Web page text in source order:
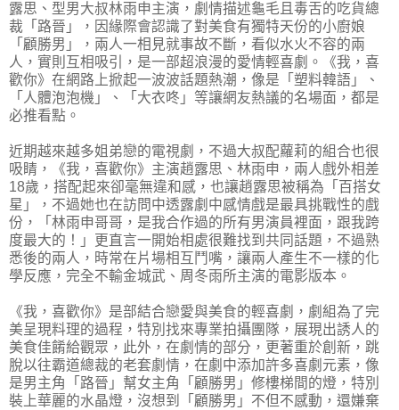
露思、型男大叔林雨申主演，劇情描述龜毛且毒舌的吃貨總
裁「路晉」，因緣際會認識了對美食有獨特天份的小廚娘
「顧勝男」，兩人一相見就事故不斷，看似水火不容的兩
人，實則互相吸引，是一部超浪漫的愛情輕喜劇。《我，喜
歡你》在網路上掀起一波波話題熱潮，像是「塑料韓語」、
「人體泡泡機」、「大衣咚」等讓網友熱議的名場面，都是
必推看點。
近期越來越多姐弟戀的電視劇，不過大叔配蘿莉的組合也很
吸睛，《我，喜歡你》主演趙露思、林雨申，兩人戲外相差
18歲，搭配起來卻毫無違和感，也讓趙露思被稱為「百搭女
星」，不過她也在訪問中透露劇中感情戲是最具挑戰性的戲
份，「林雨申哥哥，是我合作過的所有男演員裡面，跟我跨
度最大的！」更直言一開始相處很難找到共同話題，不過熟
悉後的兩人，時常在片場相互鬥嘴，讓兩人產生不一樣的化
學反應，完全不輸金城武、周冬雨所主演的電影版本。
《我，喜歡你》是部結合戀愛與美食的輕喜劇，劇組為了完
美呈現料理的過程，特別找來專業拍攝團隊，展現出誘人的
美食佳餚給觀眾，此外，在劇情的部分，更著重於創新，跳
脫以往霸道總裁的老套劇情，在劇中添加許多喜劇元素，像
是男主角「路晉」幫女主角「顧勝男」修樓梯間的燈，特別
裝上華麗的水晶燈，沒想到「顧勝男」不但不感動，還嫌棄